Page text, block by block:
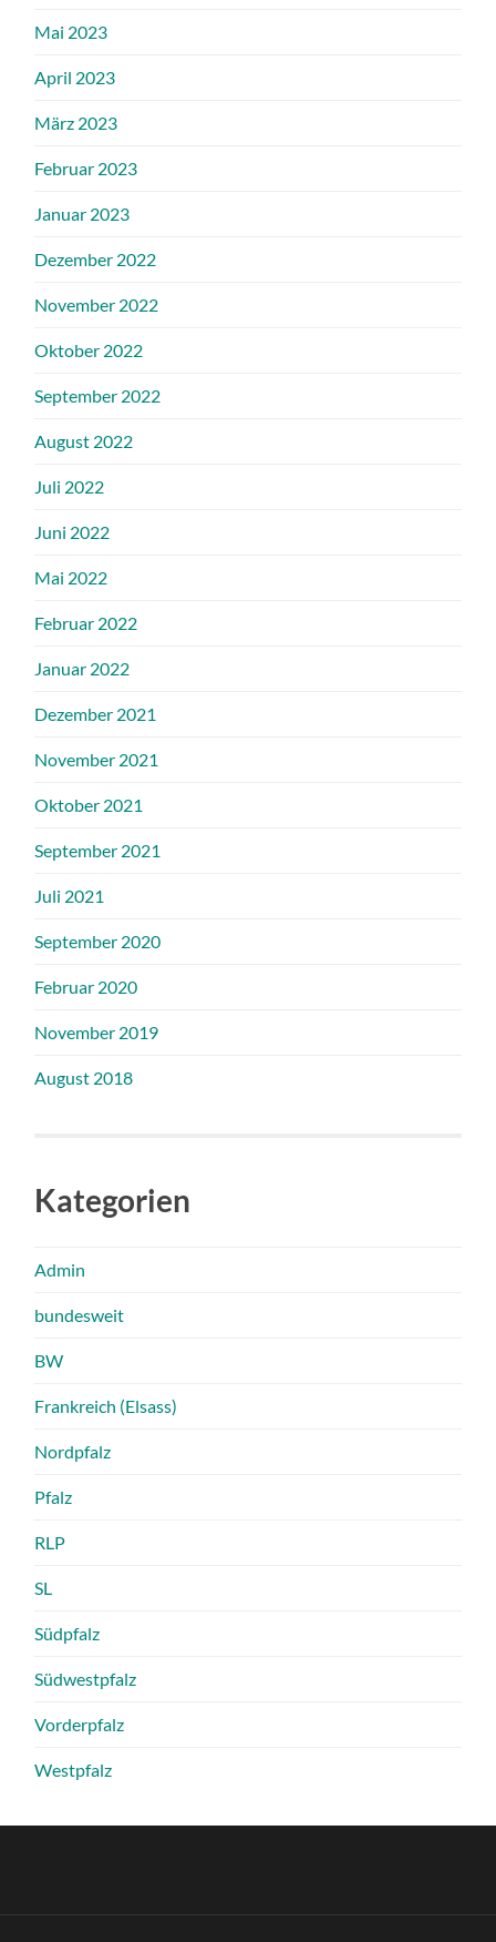
Mai 2023
April 2023
März 2023
Februar 2023
Januar 2023
Dezember 2022
November 2022
Oktober 2022
September 2022
August 2022
Juli 2022
Juni 2022
Mai 2022
Februar 2022
Januar 2022
Dezember 2021
November 2021
Oktober 2021
September 2021
Juli 2021
September 2020
Februar 2020
November 2019
August 2018
Kategorien
Admin
bundesweit
BW
Frankreich (Elsass)
Nordpfalz
Pfalz
RLP
SL
Südpfalz
Südwestpfalz
Vorderpfalz
Westpfalz